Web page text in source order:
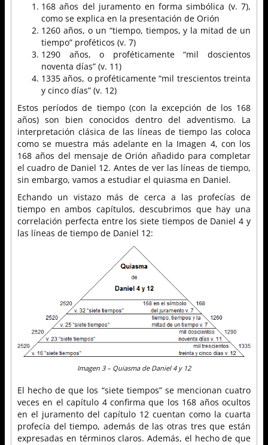
168 años del juramento en forma simbólica (v. 7),
como se explica en la presentación de Orión
1260 años, o un “tiempo, tiempos, y la mitad de un
tiempo” proféticos (v. 7)
1290 años, o proféticamente “mil doscientos
noventa días” (v. 11)
1335 años, o proféticamente “mil trescientos treinta
y cinco días” (v. 12)
Estos períodos de tiempo (con la excepción de los 168
años) son bien conocidos dentro del adventismo. La
interpretación clásica de las líneas de tiempo las coloca
como se muestra más adelante en la Imagen 4, con los
168 años del mensaje de Orión añadido para completar
el cuadro de Daniel 12. Antes de ver las líneas de tiempo,
sin embargo, vamos a estudiar el quiasma en Daniel.
Echando un vistazo más de cerca a las profecías de
tiempo en ambos capítulos, descubrimos que hay una
correlación perfecta entre los siete tiempos de Daniel 4 y
las líneas de tiempo de Daniel 12:
Imagen 3 – Quiasma de Daniel 4 y 12
El hecho de que los “siete tiempos” se mencionan cuatro
veces en el capítulo 4 confirma que los 168 años ocultos
en el juramento del capítulo 12 cuentan como la cuarta
profecía del tiempo, además de las otras tres que están
expresadas en términos claros. Además, el hecho de que